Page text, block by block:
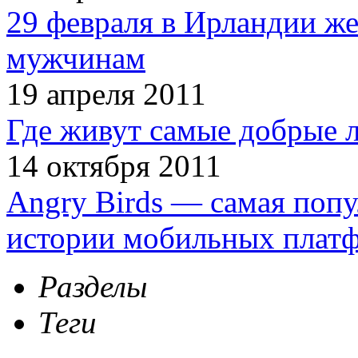
29 февраля в Ирландии
мужчинам
19 апреля 2011
Где живут самые добрые
14 октября 2011
Angry Birds — самая
истории мобильных
Разделы
Теги